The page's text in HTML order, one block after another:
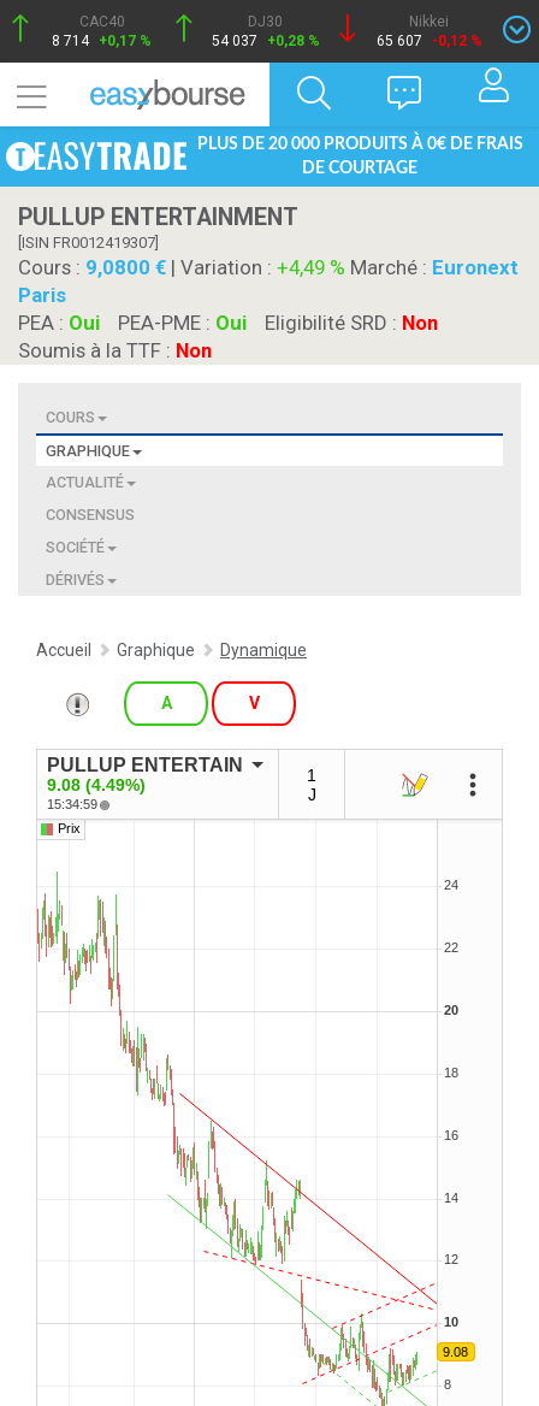
CAC40
8 714 +0,17 %
DJ30
54 037
+0,28 %
Nikkei
65 607
-0,12 %
PLUS DE 20 000 PRODUITS À 0€ DE FRAIS
DE COURTAGE
PULLUP ENTERTAINMENT
[ISIN FR0012419307]
Cours : 9,0800 | Variation : +4,49 % Marché : Euronext
Paris
PEA : Oui PEA-PME : Oui Eligibilité SRD : Non
Soumis à la TTF : Non
COURS
GRAPHIQUE
ACTUALITÉ
CONSENSUS
SOCIÉTÉ
DÉRIVÉS
Accueil Graphique Dynamique
A V